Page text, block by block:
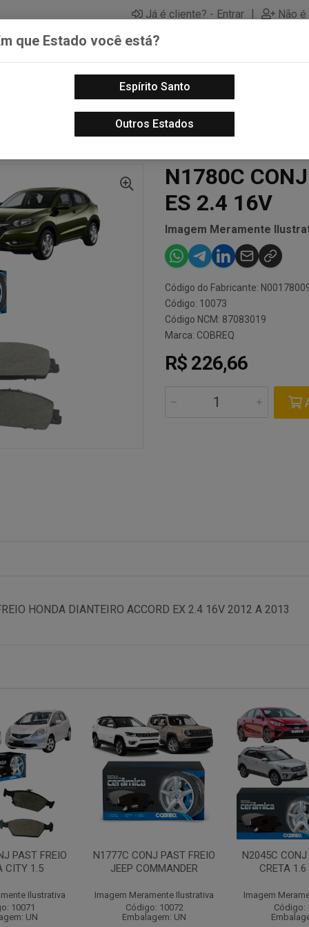
Já é cliente? - Entrar | Não
AUTOMOTIVAS LUBRIFICANTES PARA MOTOS
N1780C
ES 2.4 16V
Imagem Meramente
Código do Fabricante:
Código: 10073
Código NCM: 87083019
Marca: COBREQ
R$ 226,66
HONDA DIANTEIRO ACCORD EX 2.4 16V 2012 A 2013
PAST FREIO
CITY 1.5
Ilustrativa
10071
UN
N1777C CONJ PAST FREIO
JEEP COMMANDER
Imagem Meramente Ilustrativa
Código: 10072
Embalagem: UN
N2045C CONJ
CRETA 1.6
Imagem
Código:
que Estado você está?
Espírito Santo
Outros Estados